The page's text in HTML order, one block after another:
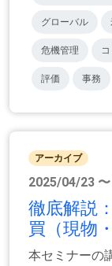
グローバル
危機管理
評価 事務
アーカイブ
2025/04/23
徹底解説
買（現物
本セミナーの